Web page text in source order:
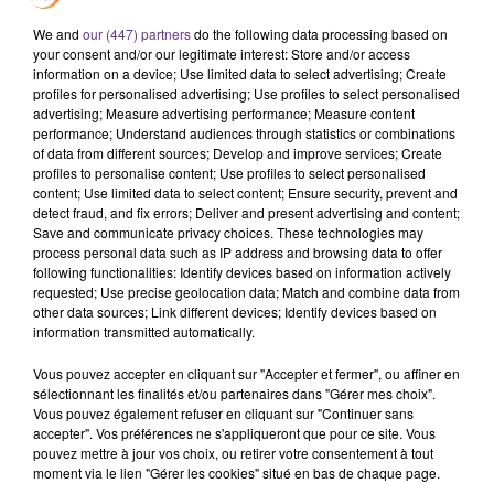
SADA EL MAGHREB 07-10 PA_
0:00 3 min 45 sec
SUR LE MÊME SUJET
SADA EL MAGHREB 07-01 PA__1
We and our (447) partnersdo the following data processing based on
your consent and/or our legitimate interest: Store and/or access
information on a device; Use limited data to select advertising; Create
profiles for personalised advertising; Use profiles to select personalised
advertising; Measure advertising performance; Measure content
performance; Understand audiences through statistics or combinations
of data from different sources; Develop and improve services; Create
profiles to personalise content; Use profiles to select personalised
content; Use limited data to select content; Ensure security, prevent and
detect fraud, and fix errors; Deliver and present advertising and content;
Save and communicate privacy choices. These technologies may
process personal data such as IP address and browsing data to offer
following functionalities: Identify devices based on information actively
requested; Use precise geolocation data; Match and combine data from
other data sources; Link different devices; Identify devices based on
information transmitted automatically.
Vous pouvez accepter en cliquant sur "Accepter et fermer", ou affiner en
sélectionnant les finalités et/ou partenaires dans "Gérer mes choix".
Vous pouvez également refuser en cliquant sur "Continuer sans
accepter". Vos préférences ne s'appliqueront que pour ce site. Vous
pouvez mettre à jour vos choix, ou retirer votre consentement à tout
moment via le lien "Gérer les cookies" situé en bas de chaque page.